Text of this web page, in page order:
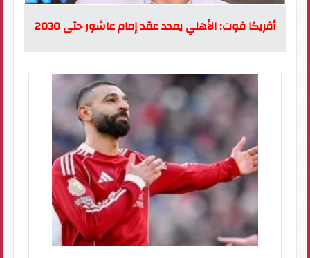
أفريكا فوت: الأهلي يمدد عقد إمام عاشور حتى 2030